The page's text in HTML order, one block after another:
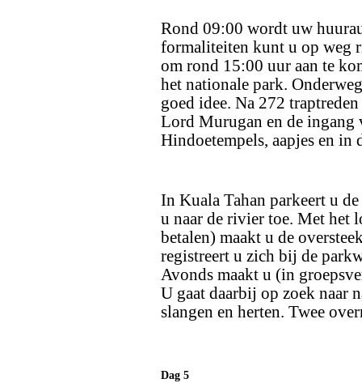
Rond 09:00 wordt uw
formaliteiten kunt u op weg
om rond 15:00 uur aan te
het nationale park.
goed idee. Na 272
Lord Murugan en de ingang
Hindoetempels, aapjes en in
In Kuala Tahan parkeert u
u naar de rivier toe. Met het
betalen) maakt u de
registreert u zich bij de
Avonds maakt u (in
U gaat daarbij op zoek naar
slangen en herten. Twee
Dag 5